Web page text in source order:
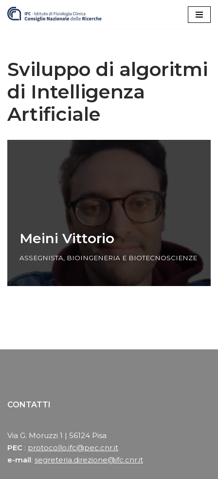
Sviluppo di algoritmi
di Intelligenza
Artificiale
Meini Vittorio
ASSEGNISTA, BIOINGENERIA E BIOTECNOSCIENZE
CONTATTI
Via G. Moruzzi 1 | 56124 Pisa
PEC : protocollo.ifc@pec.cnr.it
e-mail: segreteria.direzione@ifc.cnr.it